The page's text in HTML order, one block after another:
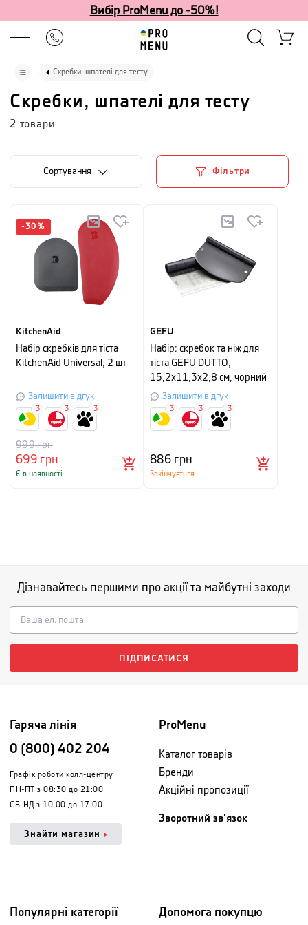
Вибір ProMenu до -50%!
Скребки, шпателі для тесту
Скребки, шпателі для тесту
2 товари
Сортування Фільтри
-30 %
KitchenAid
Набір скребків для тіста
KitchenAid Universal, 2 шт
Залишити відгук
699грн
999грн
Є в наявності
3 3 3
GEFU
Набір: скребок та ніж для
тіста GEFU DUTTO,
15,2х11,3х2,8 см, чорний
Залишити відгук
886грн
Закінчується
3 3 3
Дізнавайтесь першими про акції та майбутні заходи
ПІДПИСАТИСЯ
Гаряча лінія
0 (800) 402 204
Графік роботи колл-центру
ПН-ПТ з 08:30 до 21:00
СБ-НД з 10:00 до 17:00
Знайти магазин
ProMenu
Каталог товарів
Бренди
Акційні пропозиції
Зворотний зв'язок
Популярні категорії Допомога покупцю